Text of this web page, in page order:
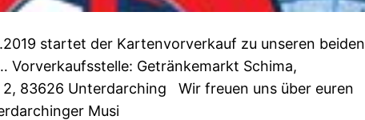
startet der Kartenvorverkauf zu unseren beiden
Vorverkaufsstelle: Getränkemarkt Schima,
2, 83626 Unterdarching Wir freuen uns über euren
Musi